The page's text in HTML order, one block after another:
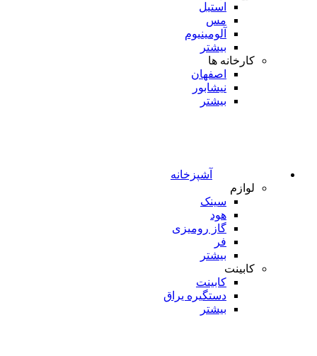
استیل
مس
آلومینیوم
بیشتر
کارخانه ها
اصفهان
نیشابور
بیشتر
آشپزخانه
لوازم
سینک
هود
گاز رومیزی
فر
بیشتر
کابینت
کابینت
دستگیره یراق
بیشتر